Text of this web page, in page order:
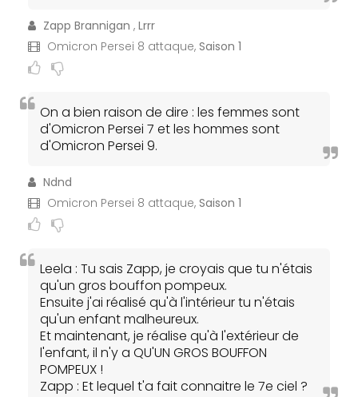
Zapp Brannigan , Lrrr
Omicron Persei 8 attaque, Saison 1
On a bien raison de dire : les femmes sont
d'Omicron Persei 7 et les hommes sont
d'Omicron Persei 9.
Ndnd
Omicron Persei 8 attaque, Saison 1
Leela : Tu sais Zapp, je croyais que tu n'étais
qu'un gros bouffon pompeux.
Ensuite j'ai réalisé qu'à l'intérieur tu n'étais
qu'un enfant malheureux.
Et maintenant, je réalise qu'à l'extérieur de
l'enfant, il n'y a QU'UN GROS BOUFFON
POMPEUX !
Zapp : Et lequel t'a fait connaitre le 7e ciel ?